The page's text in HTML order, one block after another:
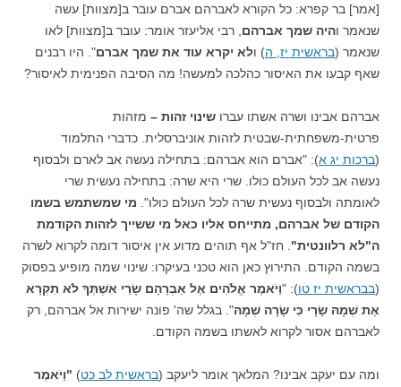
[אמר] בר קפרא: כל הקורא לאברהם אברם עובר ב[מצוות] עשה
שנאמר והיה שמך אברהם , רבי אליעזר אומר: עובר ב[מצוות] לאו
שנאמר (בראשית יז, ה) ולא יקרא עוד את שמך אברם". היו רבנים
שאף קבעו את האיסור כהלכה למעשה! מה הסיבה הפנימית לאיסור?
אברהם אבינו ושרה אשתו עברו שינוי זהות – מזהות
פרטית-משפחתית-שבטית לזהות אוניברסלית. כדברי התלמוד
(ברכות יג א): "אברם הוא אברהם: בתחילה נעשה אב לארם ולבסוף
נעשה אב לכל העולם כולו. שרי היא שרה: בתחילה נעשית שרי
לאומתה ולבסוף נעשית שרה לכל העולם כולו". מי שמשתמש בשמו
הקודם של אברהם, מתייחס אליו כאל מי ששייך לזהות הקודמת
ה"לא רלוונטית" . חז"ל אף תוהים מדוע אין איסור דומה לקרוא לשרה
בשמה הקודם. התירוץ כאן הוא טכני בעיקרו: שינוי שמה מופיע בפסוק
(בבראשית יז טו): "וַיֹּאמֶר אֱלֹהִים אֶל אַבְרָהָם שָׂרַי אִשְׁתְּךָ לֹא תִקְרָא
אֶת שְׁמָהּ שָׂרָי כִּי שָׂרָה שְׁמָהּ". בגלל שה' פונה ישירות אל אברהם, רק
לאברהם אסור לקרוא לאשתו בשמה הקודם.
ומה עם יעקב אבינו? המלאך אומר ליעקב (בראשית לב כט) "וַיֹּאמֶר